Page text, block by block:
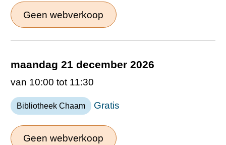
Geen webverkoop
maandag 21 december 2026
van 10:00 tot 11:30
Bibliotheek Chaam Gratis
Geen webverkoop